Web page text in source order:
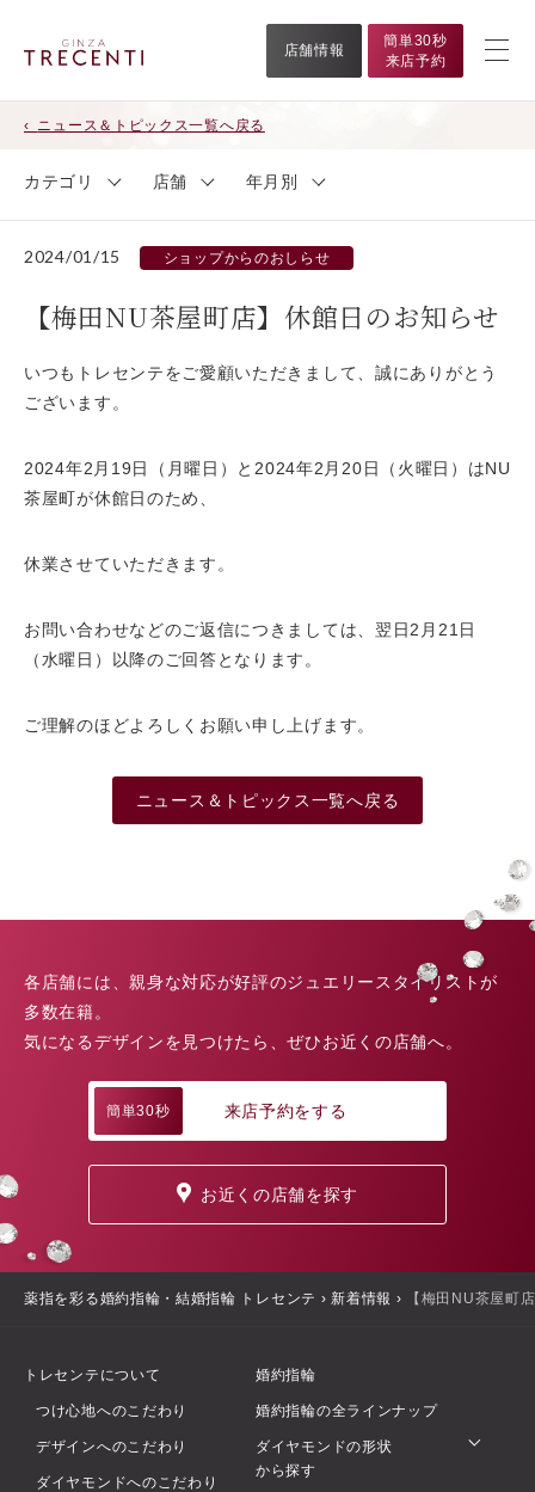
店舗情報
簡単30秒
来店予約
ニュース＆トピックス一覧へ戻る
カテゴリ 店舗 年月別
2024/01/15 ショップからのおしらせ
【梅田NU茶屋町店】休館日のお知らせ
いつもトレセンテをご愛顧いただきまして、誠にありがとう
ございます。
2024年2月19日（月曜日）と2024年2月20日（火曜日）はNU
茶屋町が休館日のため、
休業させていただきます。
お問い合わせなどのご返信につきましては、翌日2月21日
（水曜日）以降のご回答となります。
ご理解のほどよろしくお願い申し上げます。
ニュース＆トピックス一覧へ戻る
各店舗には、親身な対応が好評のジュエリースタイリストが
多数在籍。
気になるデザインを見つけたら、ぜひお近くの店舗へ。
簡単30秒 来店予約をする
お近くの店舗を探す
薬指を彩る婚約指輪・結婚指輪 トレセンテ › 新着情報 › 【梅田NU茶屋町
トレセンテについて
つけ心地へのこだわり
デザインへのこだわり
ダイヤモンドへのこだわり
婚約指輪
婚約指輪の全ラインナップ
ダイヤモンドの形状
から探す